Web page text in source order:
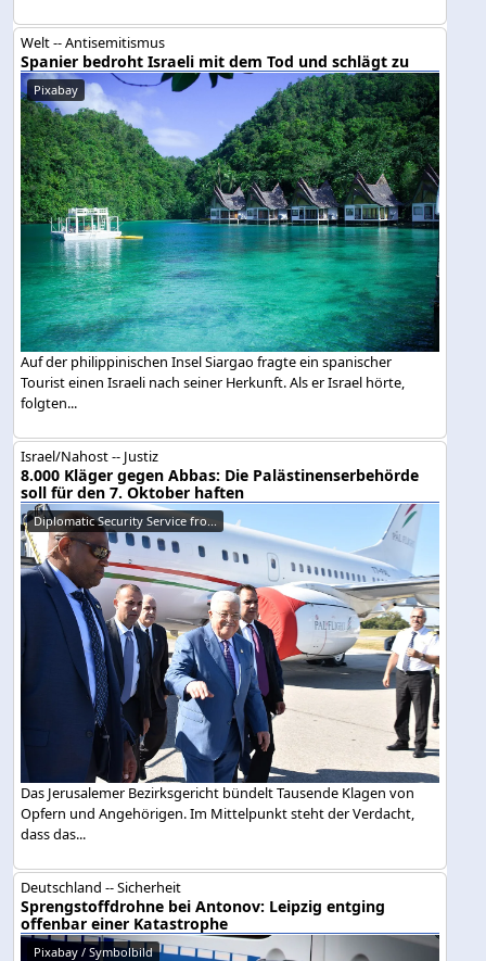
Welt -- Antisemitismus
Spanier bedroht Israeli mit dem Tod und schlägt zu
Pixabay
Auf der philippinischen Insel Siargao fragte ein spanischer
Tourist einen Israeli nach seiner Herkunft. Als er Israel hörte,
folgten...
Israel/Nahost -- Justiz
8.000 Kläger gegen Abbas: Die Palästinenserbehörde
soll für den 7. Oktober haften
Diplomatic Security Service fro...
Das Jerusalemer Bezirksgericht bündelt Tausende Klagen von
Opfern und Angehörigen. Im Mittelpunkt steht der Verdacht,
dass das...
Deutschland -- Sicherheit
Sprengstoffdrohne bei Antonov: Leipzig entging
offenbar einer Katastrophe
Pixabay / Symbolbild